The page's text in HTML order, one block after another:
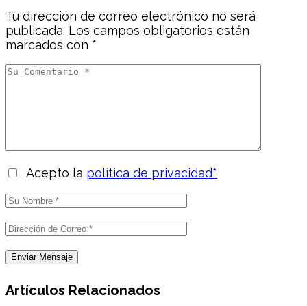
Tu dirección de correo electrónico no será
publicada. Los campos obligatorios están
marcados con *
Acepto la política de privacidad*
Artículos Relacionados